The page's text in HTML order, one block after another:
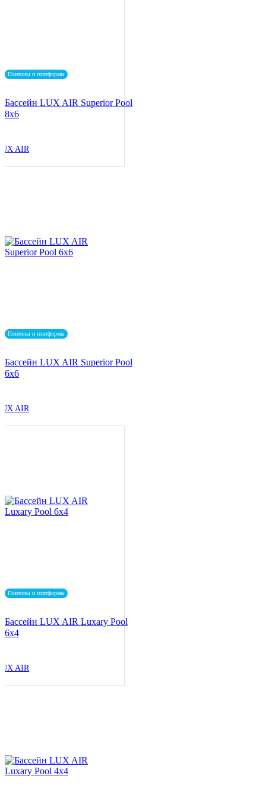
Понтоны и платформы
Бассейн LUX AIR Superior Pool
8x6
AIR
Понтоны и платформы
Бассейн LUX AIR Superior Pool
6x6
AIR
Понтоны и платформы
Бассейн LUX AIR Luxary Pool
6x4
AIR